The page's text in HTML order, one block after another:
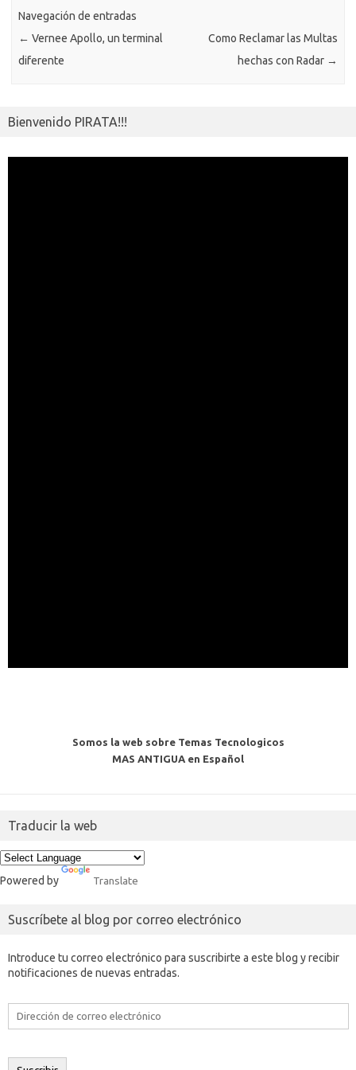
i
ti
r
Navegación de entradas
← Vernee Apollo, un terminal
diferente
Como Reclamar las Multas
hechas con Radar →
Bienvenido PIRATA!!!
Somos la web sobre Temas Tecnologicos
MAS ANTIGUA en Español
Traducir la web
Powered by Translate
Suscríbete al blog por correo electrónico
Introduce tu correo electrónico para suscribirte a este blog y recibir
notificaciones de nuevas entradas.
Dirección
electrónico